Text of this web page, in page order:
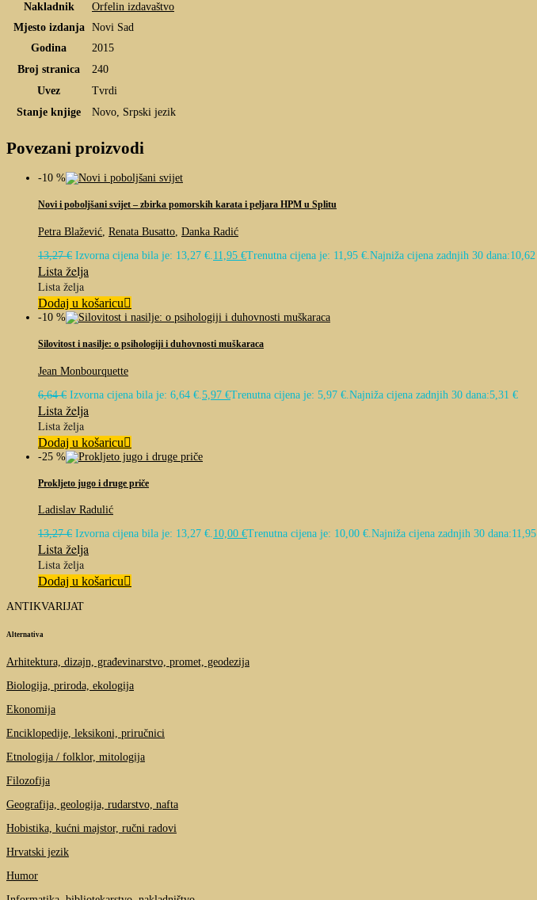
Nakladnik
Orfelin izdavaštvo
Mjesto izdanja
Novi Sad
Godina
2015
Broj stranica
240
Uvez
Tvrdi
Stanje knjige
Novo, Srpski jezik
Povezani proizvodi
-10 %
Novi i poboljšani svijet – zbirka pomorskih karata i peljara HPM u Splitu
Petra Blažević Renata Busatto Danka Radić
13,27€ Izvorna cijena bila je: 13,27 €. 11,95 €Trenutna cijena je: 11,95 €. Najniža cijena zadnjih 30 dana:10,62
Lista želja
Lista želja
Dodaj u košaricu
-10 %
Silovitost i nasilje: o psihologiji i duhovnosti muškaraca
Jean Monbourquette
6,64€ Izvorna cijena bila je: 6,64 €. 5,97 €Trenutna cijena je: 5,97 €. Najniža cijena zadnjih 30 dana:5,31 €
Lista želja
Lista želja
Dodaj u košaricu
-25 %
Prokljeto jugo i druge priče
Ladislav Radulić
13,27€ Izvorna cijena bila je: 13,27 €.10,00 €Trenutna cijena je: 10,00 €.Najniža cijena zadnjih 30 dana:11,95
Lista želja
Lista želja
Dodaj u košaricu
ANTIKVARIJAT
Alternativa
Arhitektura, dizajn, građevinarstvo, promet, geodezija
Biologija, priroda, ekologija
Ekonomija
Enciklopedije, leksikoni, priručnici
Etnologija / folklor, mitologija
Filozofija
Geografija, geologija, rudarstvo, nafta
Hobistika, kućni majstor, ručni radovi
Hrvatski jezik
Humor